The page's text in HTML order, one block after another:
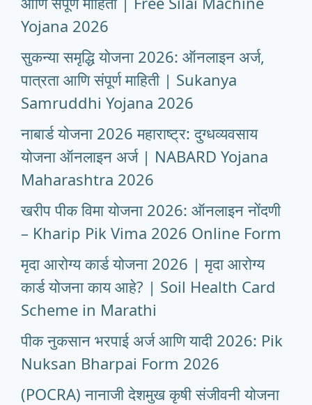
Yojana 2026
सुकन्या समृद्धि योजना 2026: ऑनलाइन अर्ज,
पात्रता आणि संपूर्ण माहिती | Sukanya
Samruddhi Yojana 2026
नाबार्ड योजना 2026 महाराष्ट्र: दुग्धव्यवसाय
योजना ऑनलाइन अर्ज | NABARD Yojana
Maharashtra 2026
खरीप पीक विमा योजना 2026: ऑनलाइन नोंदणी
– Kharip Pik Vima 2026 Online Form
मृदा आरोग्य कार्ड योजना 2026 | मृदा आरोग्य
कार्ड योजना काय आहे? | Soil Health Card
Scheme in Marathi
पीक नुकसान भरपाई अर्ज आणि यादी 2026: Pik
Nuksan Bharpai Form 2026
(POCRA) नानाजी देशमुख कृषी संजीवनी योजना